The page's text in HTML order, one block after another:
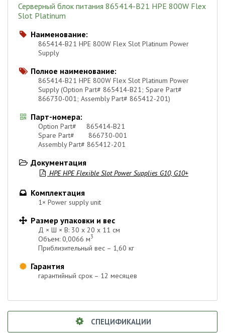
Серверный блок питания 865414-B21 HPE 800W Flex
Slot Platinum
 Наименование:
865414-B21 HPE 800W Flex Slot Platinum Power
Supply
 Полное наименование:
865414-B21 HPE 800W Flex Slot Platinum Power
Supply (Option Part# 865414-B21; Spare Part#
866730-001; Assembly Part# 865412-201)
 Парт-номера:
Option Part# 865414-B21
Spare Part# 866730-001
Assembly Part# 865412-201
 Документация
 HPE HPE Flexible Slot Power Supplies G10, G10+
 Комплектация
1× Power supply unit
 Размер упаковки и вес
Д × Ш × В: 30 х 20 х 11 см
Объем: 0,0066 м3
Приблизительный вес – 1,60 кг
 Гарантия
гарантийный срок – 12 месяцев
СПЕЦИФИКАЦИИ